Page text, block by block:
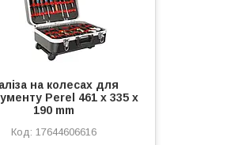
на колесах для
Perel 461 x 335 x
190 mm
17644606616